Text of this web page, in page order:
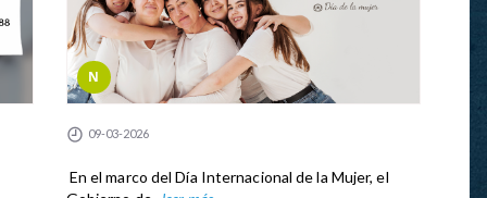
N
09-03-2026
En el marco del Día Internacional de la Mujer, el